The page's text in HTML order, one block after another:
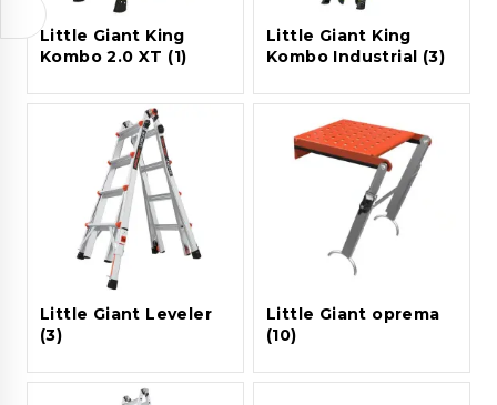
Little Giant King
Kombo 2.0 XT (1)
Little Giant King
Kombo Industrial (3)
Little Giant Leveler
(3)
Little Giant oprema
(10)